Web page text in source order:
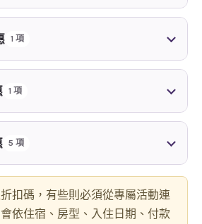
1 項
1 項
5 項
扣碼，有些則必須從專屬活動連
依住宿、房型、入住日期、付款